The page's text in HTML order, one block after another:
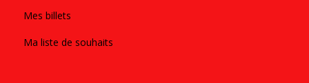
Mes billets
Ma liste de souhaits